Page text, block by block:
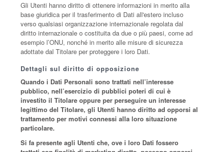
Gli Utenti hanno diritto di ottenere informazioni in merito alla
base giuridica per il trasferimento di Dati all'estero incluso
verso qualsiasi organizzazione internazionale regolata dal
diritto internazionale o costituita da due o più paesi, come ad
esempio l’ONU, nonché in merito alle misure di sicurezza
adottate dal Titolare per proteggere i loro Dati.
Dettagli sul diritto di opposizione
Quando i Dati Personali sono trattati nell’interesse
pubblico, nell’esercizio di pubblici poteri di cui è
investito il Titolare oppure per perseguire un interesse
legittimo del Titolare, gli Utenti hanno diritto ad opporsi al
trattamento per motivi connessi alla loro situazione
particolare.
Si fa presente agli Utenti che, ove i loro Dati fossero